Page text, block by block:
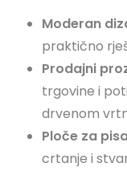
Moderan
praktično
Prodajni
trgovine i
drvenom
Ploče za
crtanje i